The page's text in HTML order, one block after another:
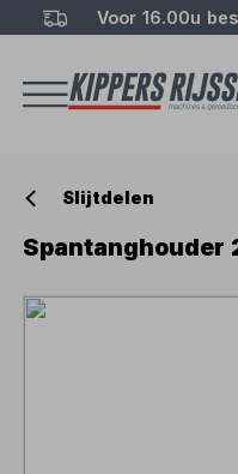
Voor 16.00u
Slijtdelen
Spantanghouder